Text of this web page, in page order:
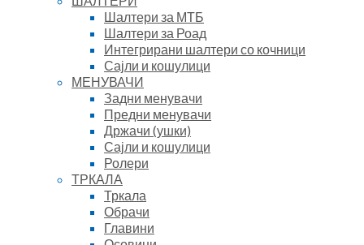
Шалтери за МТБ
Шалтери за Роад
Интегрирани шалтери со кочници
Сајли и кошулици
МЕНУВАЧИ
Задни менувачи
Предни менувачи
Држачи (ушки)
Сајли и кошулици
Ролери
ТРКАЛА
Тркала
Обрачи
Главини